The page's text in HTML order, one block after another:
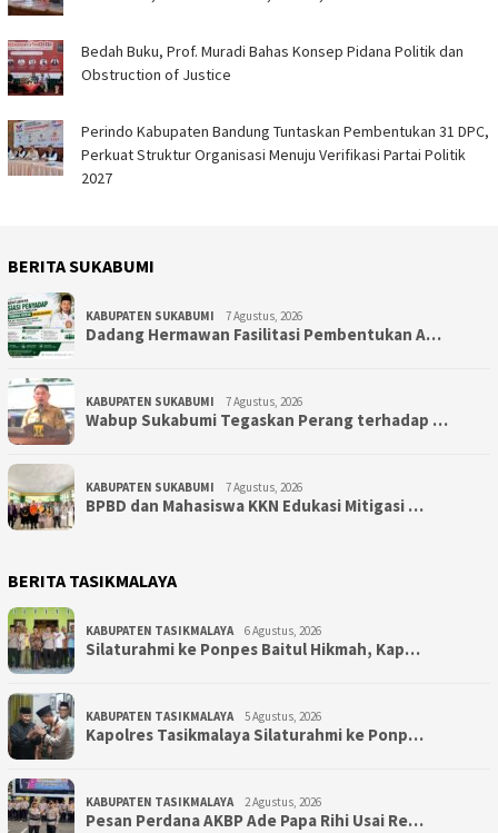
Bedah Buku, Prof. Muradi Bahas Konsep Pidana Politik dan
Obstruction of Justice
Perindo Kabupaten Bandung Tuntaskan Pembentukan 31 DPC,
Perkuat Struktur Organisasi Menuju Verifikasi Partai Politik
2027
BERITA SUKABUMI
KABUPATEN SUKABUMI 7 Agustus, 2026
Dadang Hermawan Fasilitasi Pembentukan A…
KABUPATEN SUKABUMI 7 Agustus, 2026
Wabup Sukabumi Tegaskan Perang terhadap …
KABUPATEN SUKABUMI 7 Agustus, 2026
BPBD dan Mahasiswa KKN Edukasi Mitigasi …
BERITA TASIKMALAYA
KABUPATEN TASIKMALAYA 6 Agustus, 2026
Silaturahmi ke Ponpes Baitul Hikmah, Kap…
KABUPATEN TASIKMALAYA 5 Agustus, 2026
Kapolres Tasikmalaya Silaturahmi ke Ponp…
KABUPATEN TASIKMALAYA 2 Agustus, 2026
Pesan Perdana AKBP Ade Papa Rihi Usai Re…